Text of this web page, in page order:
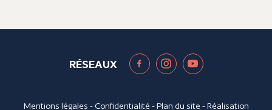
RÉSEAUX
Mentions légales - Confidentialité -Plan du site - Réalisation